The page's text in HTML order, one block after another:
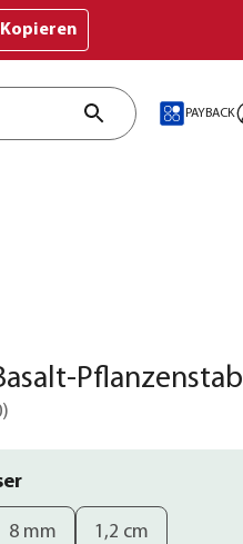
Kopieren
PAYBACK
Pflanzenstab
)
8 mm 1,2 cm